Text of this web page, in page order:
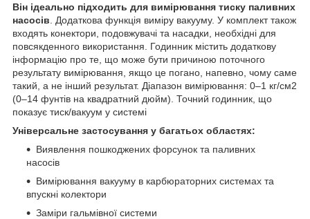
Він ідеально підходить для вимірювання тиску паливних
насосів . Додаткова функція виміру вакууму. У комплект також
входять конектори, подовжувачі та насадки, необхідні для
повсякденного використання. Годинник містить додаткову
інформацію про те, що може бути причиною поточного
результату вимірювання, якщо це погано, напевно, чому саме
такий, а не інший результат. Діапазон вимірювання: 0–1 кг/см2
(0–14 фунтів на квадратний дюйм). Точний годинник, що
показує тиск/вакуум у системі
Універсальне застосування у багатьох областях:
Виявлення пошкоджених форсунок та паливних
насосів
Вимірювання вакууму в карбюраторних системах та
впускні колектори
Заміри гальмівної системи